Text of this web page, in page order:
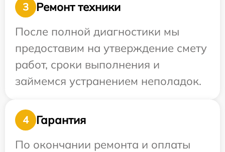
3
Ремонт техники
После полной диагностики мы
предоставим на утверждение смету
работ, сроки выполнения и
займемся устранением неполадок.
4
Гарантия
По окончании ремонта и оплаты